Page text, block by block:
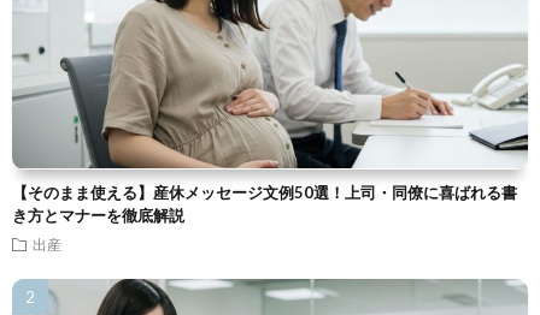
【そのまま使える】産休メッセージ文例50選！上司・同僚に喜ばれる書
き方とマナーを徹底解説
出産